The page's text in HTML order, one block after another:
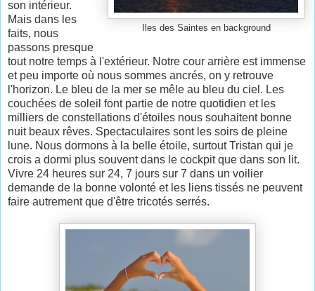
Iles des Saintes en background
son intérieur.
Mais dans les
faits, nous
passons presque
tout notre temps à l'extérieur. Notre cour arrière est immense
et peu importe où nous sommes ancrés, on y retrouve
l'horizon. Le bleu de la mer se mêle au bleu du ciel. Les
couchées de soleil font partie de notre quotidien et les
milliers de constellations d'étoiles nous souhaitent bonne
nuit beaux rêves. Spectaculaires sont les soirs de pleine
lune. Nous dormons à la belle étoile, surtout Tristan qui je
crois a dormi plus souvent dans le cockpit que dans son lit.
Vivre 24 heures sur 24, 7 jours sur 7 dans un voilier
demande de la bonne volonté et les liens tissés ne peuvent
faire autrement que d'être tricotés serrés.